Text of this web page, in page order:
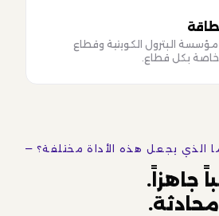
البترول الكويتية وقطاع
خاصة بكل قطاع.
ما الذي يجعل هذه الأداة مختلفة؟
جاهزاً.